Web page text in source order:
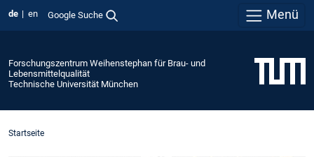
de en Google Suche Menü
Forschungszentrum Weihenstephan für Brau- und
Lebensmittelqualität
Technische Universität München
Startseite